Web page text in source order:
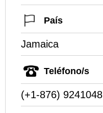
País
Jamaica
Teléfono/s
(+1-876) 9241048